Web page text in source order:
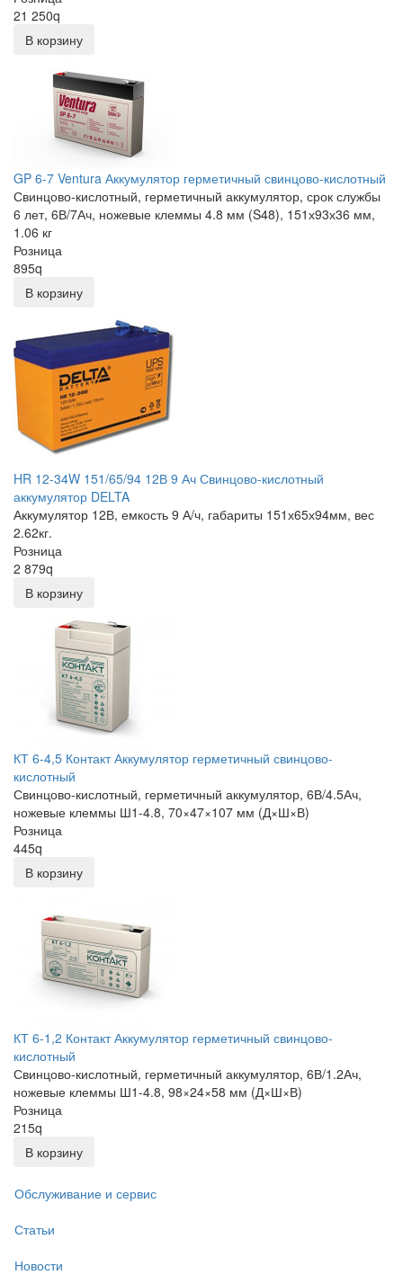
21 250q
В корзину
GP 6-7 Ventura Аккумулятор герметичный свинцово-кислотный
Свинцово-кислотный, герметичный аккумулятор, срок службы
6 лет, 6В/7Ач, ножевые клеммы 4.8 мм (S48), 151х93х36 мм,
1.06 кг
Розница
895q
В корзину
HR 12-34W 151/65/94 12В 9 Ач Свинцово-кислотный
аккумулятор DELTA
Аккумулятор 12В, емкость 9 А/ч, габариты 151х65х94мм, вес
2.62кг.
Розница
2 879q
В корзину
КТ 6-4,5 Контакт Аккумулятор герметичный свинцово-
кислотный
Свинцово-кислотный, герметичный аккумулятор, 6В/4.5Ач,
ножевые клеммы Ш1-4.8, 70×47×107 мм (Д×Ш×В)
Розница
445q
В корзину
КТ 6-1,2 Контакт Аккумулятор герметичный свинцово-
кислотный
Свинцово-кислотный, герметичный аккумулятор, 6В/1.2Ач,
ножевые клеммы Ш1-4.8, 98×24×58 мм (Д×Ш×В)
Розница
215q
В корзину
Обслуживание и сервис
Статьи
Новости